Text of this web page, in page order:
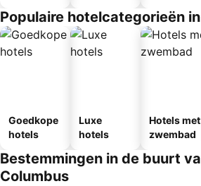
Populaire hotelcategorieën
Goedkope
hotels
Luxe
hotels
Hotels met
zwembad
Bestemmingen in de buurt
Columbus